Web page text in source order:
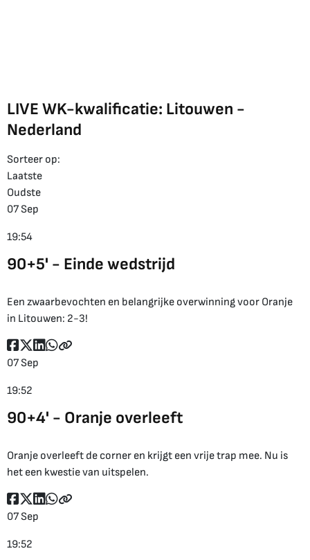
LIVE WK-kwalificatie: Litouwen -
Nederland
Sorteer op:
Laatste
Oudste
07 Sep
19:54
90+5' - Einde wedstrijd
Een zwaarbevochten en belangrijke overwinning voor Oranje
in Litouwen: 2-3!
07 Sep
19:52
90+4' - Oranje overleeft
Oranje overleeft de corner en krijgt een vrije trap mee. Nu is
het een kwestie van uitspelen.
07 Sep
19:52